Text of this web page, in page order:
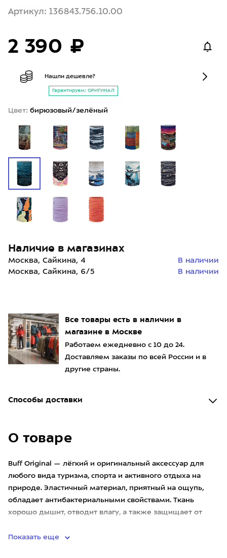
Все товары есть в наличии в
магазине в Москве
Работаем ежедневно с 10 до 24.
Доставляем заказы по всей России и в
другие страны.
Способы доставки
О товаре
Buff Original — лёгкий и оригинальный аксессуар для
любого вида туризма, спорта и активного отдыха на
природе. Эластичный материал, приятный на ощупь,
обладает антибактериальными свойствами. Ткань
хорошо дышит, отводит влагу, а также защищает от
Показать еще
Артикул: 136843.756.10.00
2 390 ₽
Нашли дешевле?
Гарантируем: ОРИГИНАЛ
Цвет: бирюзовый/зелёный
Наличие в магазинах
Москва, Сайкина, 4
В наличии
Москва, Сайкина, 6/5
В наличии